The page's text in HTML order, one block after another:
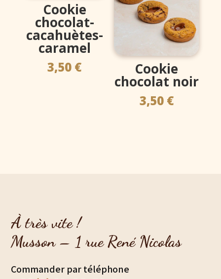
Cookie
chocolat-
cacahuètes-
caramel
3,50 € Cookie
chocolat noir
3,50 €
À très vite !
Musson – 1 rue René Nicolas
Commander par téléphone